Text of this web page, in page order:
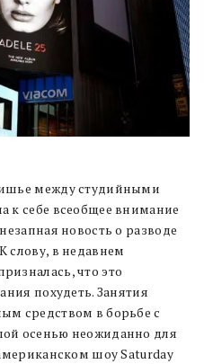
между студийными
к себе всеобщее внимание
новость о разводе
слову, в недавнем
что это
похудеть. Занятия
средством в борьбе с
осенью неожиданно для
шоу Saturday